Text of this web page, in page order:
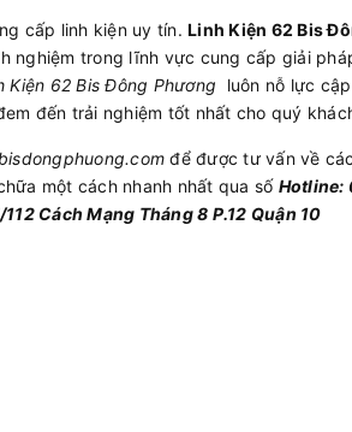
cấp linh kiện uy tín. Linh Kiện 62 Bis
nghiệm trong lĩnh vực cung cấp giải
Kiện 62 Bis Đông Phương luôn nỗ lực
đến trải nghiệm tốt nhất cho quý
để được tư vấn về
một cách nhanh nhất qua số Hotline:
Cách Mạng Tháng 8 P.12 Quận 10